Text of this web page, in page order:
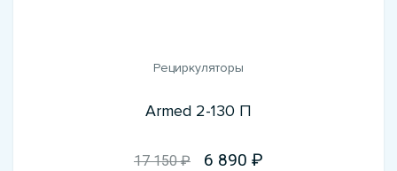
Рециркуляторы
Armed 2-130 П
17 150 ₽ 6 890